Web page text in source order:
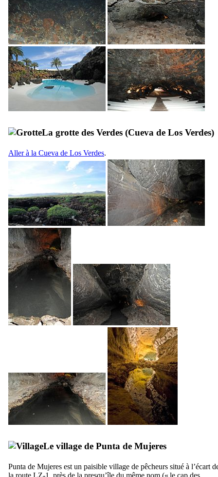
La grotte des Verdes (Cueva de Los Verdes)
Aller à la Cueva de Los Verdes.
Le village de Punta de Mujeres
Punta de Mujeres est un paisible village de pêcheurs situé à l’écart
la route LZ-1, près de la presqu’île du même nom (« le cap des